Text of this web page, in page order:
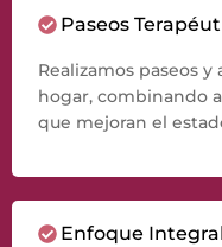
Paseos
Realizamos paseos
hogar, combinando
que mejoran el
Enfoque Integral